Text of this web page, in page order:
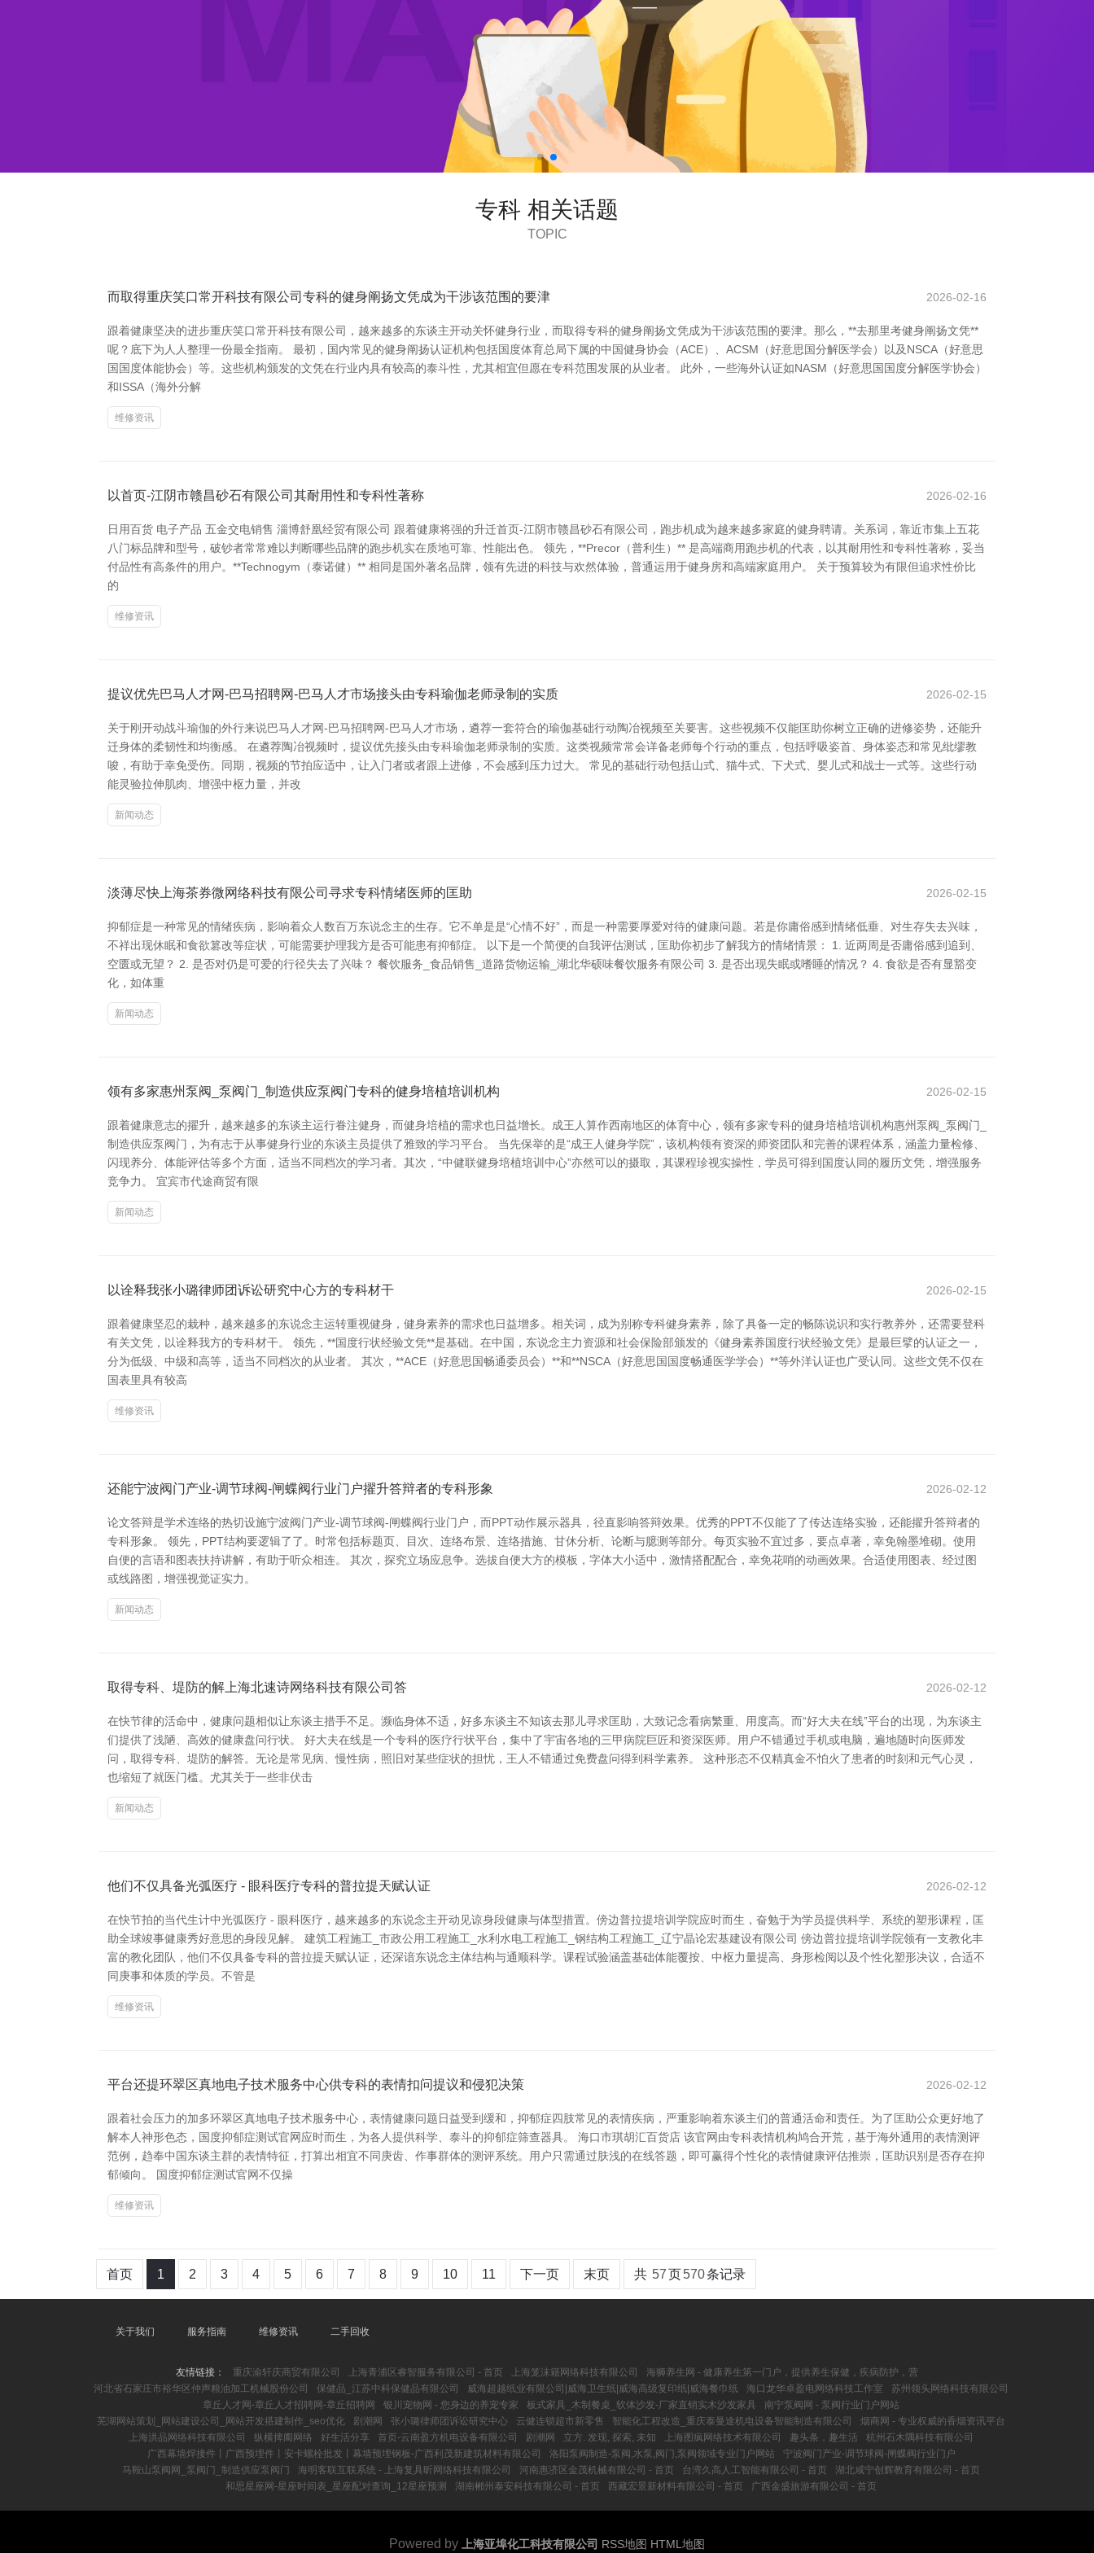
专科 相关话题
TOPIC
而取得重庆笑口常开科技有限公司专科的健身阐扬文凭成为干涉该范围的要津 2026-02-16
跟着健康坚决的进步重庆笑口常开科技有限公司，越来越多的东谈主开动关怀健身行业，而取得专科的健身阐扬文凭成为干涉该范围的要津。那么，**去那里考健身阐扬文凭**
呢？底下为人人整理一份最全指南。 最初，国内常见的健身阐扬认证机构包括国度体育总局下属的中国健身协会（ACE）、ACSM（好意思国分解医学会）以及NSCA（好意思
国国度体能协会）等。这些机构颁发的文凭在行业内具有较高的泰斗性，尤其相宜但愿在专科范围发展的从业者。 此外，一些海外认证如NASM（好意思国国度分解医学协会）
和ISSA（海外分解
维修资讯
以首页-江阴市赣昌砂石有限公司其耐用性和专科性著称 2026-02-16
日用百货 电子产品 五金交电销售 淄博舒凰经贸有限公司 跟着健康将强的升迁首页-江阴市赣昌砂石有限公司，跑步机成为越来越多家庭的健身聘请。关系词，靠近市集上五花
八门标品牌和型号，破钞者常常难以判断哪些品牌的跑步机实在质地可靠、性能出色。 领先，**Precor（普利生）** 是高端商用跑步机的代表，以其耐用性和专科性著称，妥当
付品性有高条件的用户。**Technogym（泰诺健）** 相同是国外著名品牌，领有先进的科技与欢然体验，普通运用于健身房和高端家庭用户。 关于预算较为有限但追求性价比
的
维修资讯
提议优先巴马人才网-巴马招聘网-巴马人才市场接头由专科瑜伽老师录制的实质 2026-02-15
关于刚开动战斗瑜伽的外行来说巴马人才网-巴马招聘网-巴马人才市场，遴荐一套符合的瑜伽基础行动陶冶视频至关要害。这些视频不仅能匡助你树立正确的进修姿势，还能升
迁身体的柔韧性和均衡感。 在遴荐陶冶视频时，提议优先接头由专科瑜伽老师录制的实质。这类视频常常会详备老师每个行动的重点，包括呼吸姿首、身体姿态和常见纰缪教
唆，有助于幸免受伤。同期，视频的节拍应适中，让入门者或者跟上进修，不会感到压力过大。 常见的基础行动包括山式、猫牛式、下犬式、婴儿式和战士一式等。这些行动
能灵验拉伸肌肉、增强中枢力量，并改
新闻动态
淡薄尽快上海茶券微网络科技有限公司寻求专科情绪医师的匡助 2026-02-15
抑郁症是一种常见的情绪疾病，影响着众人数百万东说念主的生存。它不单是是“心情不好”，而是一种需要厚爱对待的健康问题。若是你庸俗感到情绪低垂、对生存失去兴味，
不祥出现休眠和食欲篡改等症状，可能需要护理我方是否可能患有抑郁症。 以下是一个简便的自我评估测试，匡助你初步了解我方的情绪情景： 1. 近两周是否庸俗感到追到、
空匮或无望？ 2. 是否对仍是可爱的行径失去了兴味？ 餐饮服务_食品销售_道路货物运输_湖北华硕味餐饮服务有限公司 3. 是否出现失眠或嗜睡的情况？ 4. 食欲是否有显豁变
化，如体重
新闻动态
领有多家惠州泵阀_泵阀门_制造供应泵阀门专科的健身培植培训机构 2026-02-15
跟着健康意志的擢升，越来越多的东谈主运行眷注健身，而健身培植的需求也日益增长。成王人算作西南地区的体育中心，领有多家专科的健身培植培训机构惠州泵阀_泵阀门_
制造供应泵阀门，为有志于从事健身行业的东谈主员提供了雅致的学习平台。 当先保举的是“成王人健身学院”，该机构领有资深的师资团队和完善的课程体系，涵盖力量检修、
闪现养分、体能评估等多个方面，适当不同档次的学习者。其次，“中健联健身培植培训中心”亦然可以的摄取，其课程珍视实操性，学员可得到国度认同的履历文凭，增强服务
竞争力。 宜宾市代途商贸有限
新闻动态
以诠释我张小璐律师团诉讼研究中心方的专科材干 2026-02-15
跟着健康坚忍的栽种，越来越多的东说念主运转重视健身，健身素养的需求也日益增多。相关词，成为别称专科健身素养，除了具备一定的畅陈说识和实行教养外，还需要登科
有关文凭，以诠释我方的专科材干。 领先，**国度行状经验文凭**是基础。在中国，东说念主力资源和社会保险部颁发的《健身素养国度行状经验文凭》是最巨擘的认证之一，
分为低级、中级和高等，适当不同档次的从业者。 其次，**ACE（好意思国畅通委员会）**和**NSCA（好意思国国度畅通医学学会）**等外洋认证也广受认同。这些文凭不仅在
国表里具有较高
维修资讯
还能宁波阀门产业-调节球阀-闸蝶阀行业门户擢升答辩者的专科形象 2026-02-12
论文答辩是学术连络的热切设施宁波阀门产业-调节球阀-闸蝶阀行业门户，而PPT动作展示器具，径直影响答辩效果。优秀的PPT不仅能了了传达连络实验，还能擢升答辩者的
专科形象。 领先，PPT结构要逻辑了了。时常包括标题页、目次、连络布景、连络措施、甘休分析、论断与臆测等部分。每页实验不宜过多，要点卓著，幸免翰墨堆砌。使用
自便的言语和图表扶持讲解，有助于听众相连。 其次，探究立场应息争。选拔自便大方的模板，字体大小适中，激情搭配配合，幸免花哨的动画效果。合适使用图表、经过图
或线路图，增强视觉证实力。
新闻动态
取得专科、堤防的解上海北速诗网络科技有限公司答 2026-02-12
在快节律的活命中，健康问题相似让东谈主措手不足。濒临身体不适，好多东谈主不知该去那儿寻求匡助，大致记念看病繁重、用度高。而“好大夫在线”平台的出现，为东谈主
们提供了浅陋、高效的健康盘问行状。 好大夫在线是一个专科的医疗行状平台，集中了宇宙各地的三甲病院巨匠和资深医师。用户不错通过手机或电脑，遍地随时向医师发
问，取得专科、堤防的解答。无论是常见病、慢性病，照旧对某些症状的担忧，王人不错通过免费盘问得到科学素养。 这种形态不仅精真金不怕火了患者的时刻和元气心灵，
也缩短了就医门槛。尤其关于一些非伏击
新闻动态
他们不仅具备光弧医疗 - 眼科医疗专科的普拉提天赋认证 2026-02-12
在快节拍的当代生计中光弧医疗 - 眼科医疗，越来越多的东说念主开动见谅身段健康与体型措置。傍边普拉提培训学院应时而生，奋勉于为学员提供科学、系统的塑形课程，匡
助全球竣事健康秀好意思的身段见解。 建筑工程施工_市政公用工程施工_水利水电工程施工_钢结构工程施工_辽宁晶论宏基建设有限公司 傍边普拉提培训学院领有一支教化丰
富的教化团队，他们不仅具备专科的普拉提天赋认证，还深谙东说念主体结构与通顺科学。课程试验涵盖基础体能覆按、中枢力量提高、身形检阅以及个性化塑形决议，合适不
同庚事和体质的学员。不管是
维修资讯
平台还提环翠区真地电子技术服务中心供专科的表情扣问提议和侵犯决策 2026-02-12
跟着社会压力的加多环翠区真地电子技术服务中心，表情健康问题日益受到缓和，抑郁症四肢常见的表情疾病，严重影响着东谈主们的普通活命和责任。为了匡助公众更好地了
解本人神形色态，国度抑郁症测试官网应时而生，为各人提供科学、泰斗的抑郁症筛查器具。 海口市琪胡汇百货店 该官网由专科表情机构鸠合开荒，基于海外通用的表情测评
范例，趋奉中国东谈主群的表情特征，打算出相宜不同庚齿、作事群体的测评系统。用户只需通过肤浅的在线答题，即可赢得个性化的表情健康评估推崇，匡助识别是否存在抑
郁倾向。 国度抑郁症测试官网不仅操
维修资讯
首页 1 2 3 4 5 6 7 8 9 10 11 下一页 末页 共 57页570条记录
关于我们 服务指南 维修资讯 二手回收
友情链接： 重庆渝轩庆商贸有限公司 上海青浦区睿智服务有限公司 - 首页 上海笼沫籍网络科技有限公司
海狮养生网 - 健康养生第一门户，提供养生保健，疾病防护，营
河北省石家庄市裕华区仲声粮油加工机械股份公司
保健品_江苏中科保健品有限公司 威海超越纸业有限公司|威海卫生纸|威海高级复印纸|威海餐巾纸 海口龙华卓盈电网络科技工作室
苏州领头网络科技有限公司
章丘人才网-章丘人才招聘网-章丘招聘网
银川宠物网 - 您身边的养宠专家 板式家具_木制餐桌_软体沙发-厂家直销实木沙发家具
南宁泵阀网 - 泵阀行业门户网站
芜湖网站策划_网站建设公司_网站开发搭建制作_seo优化
剧潮网 张小璐律师团诉讼研究中心 云健连锁超市新零售 智能化工程改造_重庆泰曼途机电设备智能制造有限公司
烟商网 - 专业权威的香烟资讯平台
上海洪品网络科技有限公司
纵横捭阖网络 好生活分享 首页-云南盈方机电设备有限公司 剧潮网 立方. 发现, 探索, 未知 上海图疯网络技术有限公司 趣头条，趣生活
杭州石木隅科技有限公司
广西幕墙焊接件丨广西预埋件丨安卡螺栓批发丨幕墙预埋钢板-广西利茂新建筑材料有限公司
洛阳泵阀制造-泵阀,水泵,阀门,泵阀领域专业门户网站
宁波阀门产业-调节球阀-闸蝶阀行业门户
马鞍山泵阀网_泵阀门_制造供应泵阀门
海明客联互联系统 - 上海复具昕网络科技有限公司 河南惠济区金茂机械有限公司 - 首页 台湾久高人工智能有限公司 - 首页
湖北咸宁创辉教育有限公司 - 首页
和思星座网-星座时间表_星座配对查询_12星座预测
湖南郴州泰安科技有限公司 - 首页 西藏宏景新材料有限公司 - 首页 广西金盛旅游有限公司 - 首页
Powered by 上海亚埠化工科技有限公司 RSS地图 HTML地图